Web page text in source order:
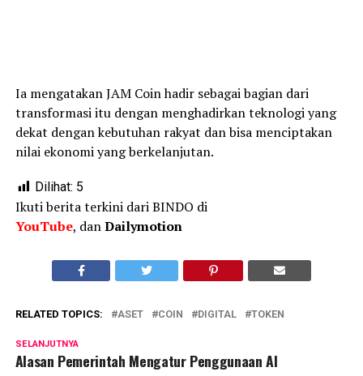
Ia mengatakan JAM Coin hadir sebagai bagian dari
transformasi itu dengan menghadirkan teknologi yang
dekat dengan kebutuhan rakyat dan bisa menciptakan
nilai ekonomi yang berkelanjutan.
Dilihat: 5
Ikuti berita terkini dari BINDO di
YouTube, danDailymotion
RELATED TOPICS: ASET COIN DIGITAL TOKEN
SELANJUTNYA
Alasan Pemerintah Mengatur Penggunaan AI